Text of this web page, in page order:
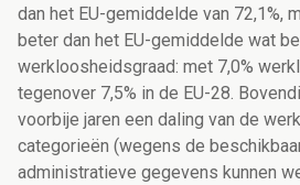
dan het EU-gemiddelde van 72,1%,
beter dan het EU-gemiddelde wat
werkloosheidsgraad: met 7,0%
tegenover 7,5% in de EU-28.
voorbije jaren een daling van de
categorieën (wegens de
administratieve gegevens kunnen